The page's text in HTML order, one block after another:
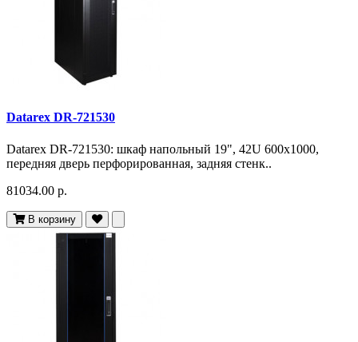
Datarex DR-721530
Datarex DR-721530: шкаф напольный 19", 42U 600х1000,
передняя дверь перфорированная, задняя стенк..
81034.00 р.
В корзину